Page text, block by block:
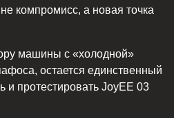
компромисс, а новая точка
машины с «холодной»
остается единственный
протестировать JoyEE 03